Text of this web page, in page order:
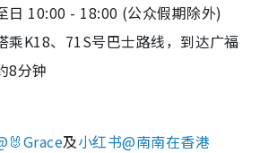
日 10:00 - 18:00 (公众假期除外)
乘K18、71S号巴士路线，到达广福
8分钟
及小红书@南南在香港